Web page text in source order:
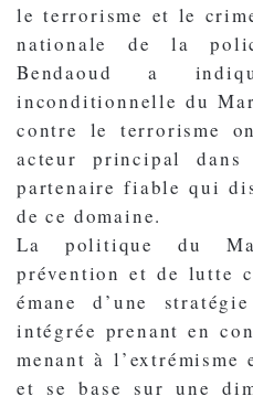
le terrorisme et le
nationale de la
Bendaoud a
inconditionnelle du
contre le terrorisme
acteur principal
partenaire fiable qui
de ce domaine.
La politique du
prévention et de lutte
émane d’une
intégrée prenant en
menant à
et se base sur une